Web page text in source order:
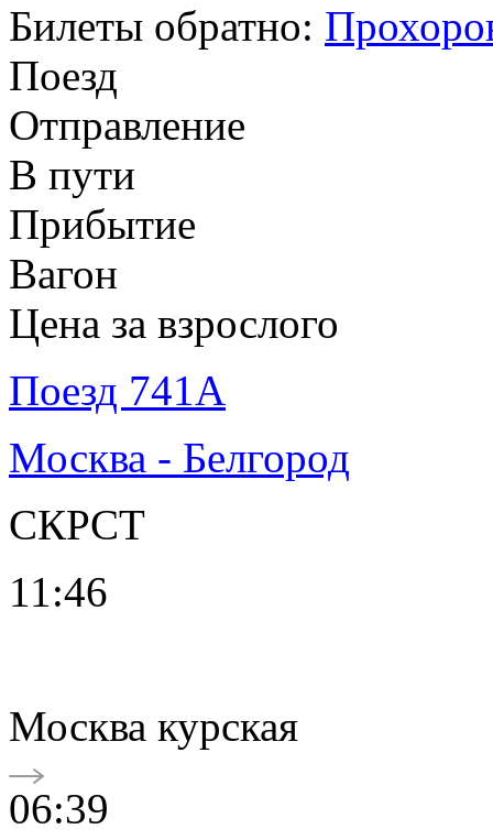
Билеты обратно:
Поезд
Отправление
В пути
Прибытие
Вагон
Цена за взрослого
Поезд 741А
Москва - Белгород
СКРСТ
11:46
Москва курская
06:39